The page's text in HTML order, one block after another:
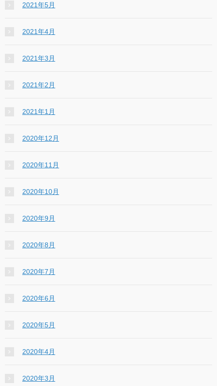
2021年5月
2021年4月
2021年3月
2021年2月
2021年1月
2020年12月
2020年11月
2020年10月
2020年9月
2020年8月
2020年7月
2020年6月
2020年5月
2020年4月
2020年3月